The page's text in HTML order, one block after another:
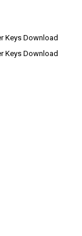
Keys Download
Keys Download